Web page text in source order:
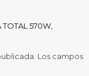
570W,
Los campos